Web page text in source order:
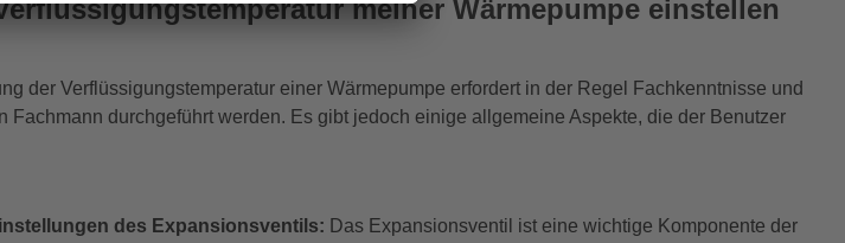
meiner Wärmepumpe einstellen
der Verflüssigungstemperatur einer Wärmepumpe erfordert in der Regel Fachkenntnisse und
Fachmann durchgeführt werden. Es gibt jedoch einige allgemeine Aspekte, die der Benutzer
des Expansionsventils: Das Expansionsventil ist eine wichtige Komponente der